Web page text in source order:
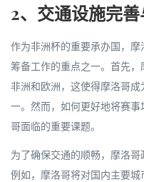
2、交通设施完
作为非洲杯的重要承办国，
筹备工作的重点之一。首先
非洲和欧洲，这使得摩洛哥
一。然而，如何更好地将赛
哥面临的重要课题。
为了确保交通的顺畅，摩洛哥
例如，摩洛哥将对国内主要